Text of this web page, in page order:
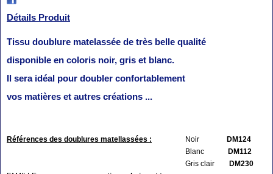
Détails Produit
Tissu doublure matelassée de très belle qualité
disponible en coloris noir, gris et blanc.
Il sera idéal pour doubler confortablement
vos matières et autres créations ...
Références des doublures matellassées : Noir
DM124
Blanc DM112
Gris clair
DM230